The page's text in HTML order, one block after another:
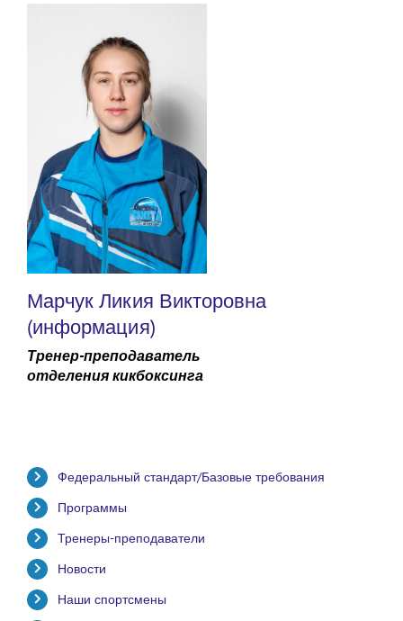
Марчук Ликия Викторовна
(информация)
Тренер-преподаватель
отделения кикбоксинга
Федеральный стандарт/Базовые требования
Программы
Тренеры-преподаватели
Новости
Наши спортсмены